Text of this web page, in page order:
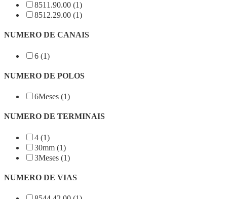
8511.90.00 (1)
8512.29.00 (1)
NUMERO DE CANAIS
6 (1)
NUMERO DE POLOS
6Meses (1)
NUMERO DE TERMINAIS
4 (1)
30mm (1)
3Meses (1)
NUMERO DE VIAS